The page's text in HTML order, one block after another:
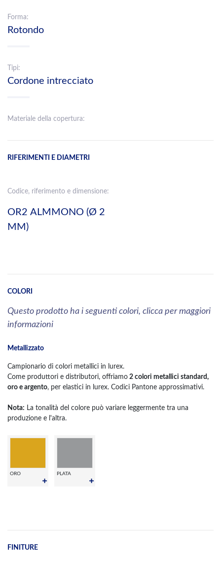
Forma:
Rotondo
Tipi:
Cordone intrecciato
Materiale della copertura:
RIFERIMENTI E DIAMETRI
Codice, riferimento e dimensione:
OR2 ALMMONO (Ø 2
MM)
COLORI
Questo prodotto ha i seguenti colori, clicca per maggiori
informazioni
Metallizzato
Campionario di colori metallici in lurex.
Come produttori e distributori, offriamo 2 colori metallici standard,
oro e argento, per elastici in lurex. Codici Pantone approssimativi.
Nota: La tonalità del colore può variare leggermente tra una
produzione e l'altra.
ORO PLATA
FINITURE